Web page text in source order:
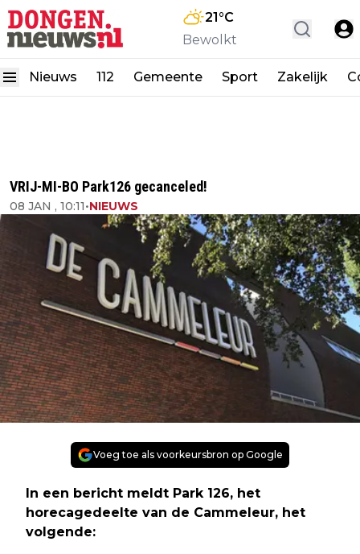
21°C
Bewolkt
Nieuws 112 Gemeente Sport Zakelijk
VRIJ-MI-BO Park126 gecanceled!
08 JAN , 10:11•NIEUWS
Voeg toe als voorkeursbron op Google
In een bericht meldt Park 126, het
horecagedeelte van de Cammeleur, het
volgende: